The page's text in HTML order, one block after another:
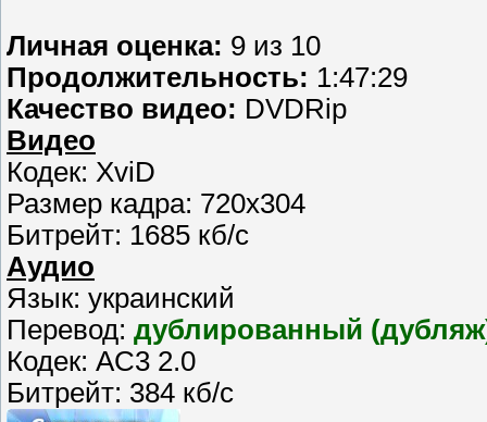
Личная оценка: 9 из 10
Продолжительность: 1:47:29
Качество видео: DVDRip
Видео
Кодек: XviD
Размер кадра: 720x304
Битрейт: 1685 кб/с
Аудио
Язык: украинский
Перевод: дублированный
Кодек: AC3 2.0
Битрейт: 384 кб/с